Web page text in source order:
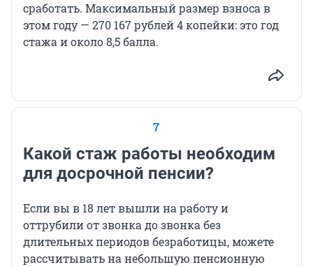
сработать. Максимальный размер взноса в
этом году — 270 167 рублей 4 копейки: это год
стажа и около 8,5 балла.
7
Какой стаж работы необходим
для досрочной пенсии?
Если вы в 18 лет вышли на работу и
оттрубили от звонка до звонка без
длительных периодов безработицы, можете
рассчитывать на небольшую пенсионную